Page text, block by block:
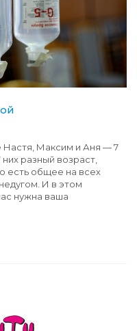
Настя, Максим и Аня — 7
разный возраст,
есть общее на всех
И в этом
нужна ваша